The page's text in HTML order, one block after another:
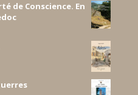
de Conscience. En